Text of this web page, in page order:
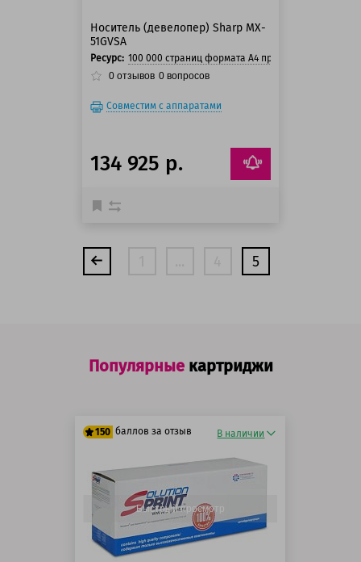
Носитель (девелопер) Sharp MX-
51GVSA
Ресурс: 100 000 страниц формата А4 при 5% заполнении
0 отзывов 0 вопросов
Совместим с аппаратами
134 925 р.
5
Популярныекартриджи
150 баллов за отзыв
125 баллов
150 баллов
В наличии
Быстрый просмотр